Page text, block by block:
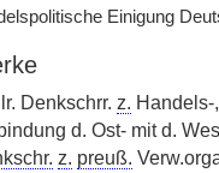
Einigung
Denkschrr. z. Handels-
d. Ost- mit d.
z. preuß.